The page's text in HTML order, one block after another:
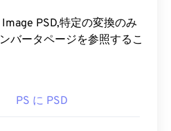
psd-file-2622194
変換のみ
バータページを参照するこ
PS に PSD